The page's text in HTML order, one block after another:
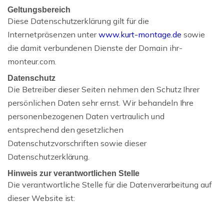
Geltungsbereich
Diese Datenschutzerklärung gilt für die
Internetpräsenzen unterwww.kurt-montage.de sowie
die damit verbundenen Dienste der Domain ihr-
monteur.com.
Datenschutz
Die Betreiber dieser Seiten nehmen den Schutz Ihrer
persönlichen Daten sehr ernst. Wir behandeln Ihre
personenbezogenen Daten vertraulich und
entsprechend den gesetzlichen
Datenschutzvorschriften sowie dieser
Datenschutzerklärung.
Hinweis zur verantwortlichen Stelle
Die verantwortliche Stelle für die Datenverarbeitung auf
dieser Website ist: